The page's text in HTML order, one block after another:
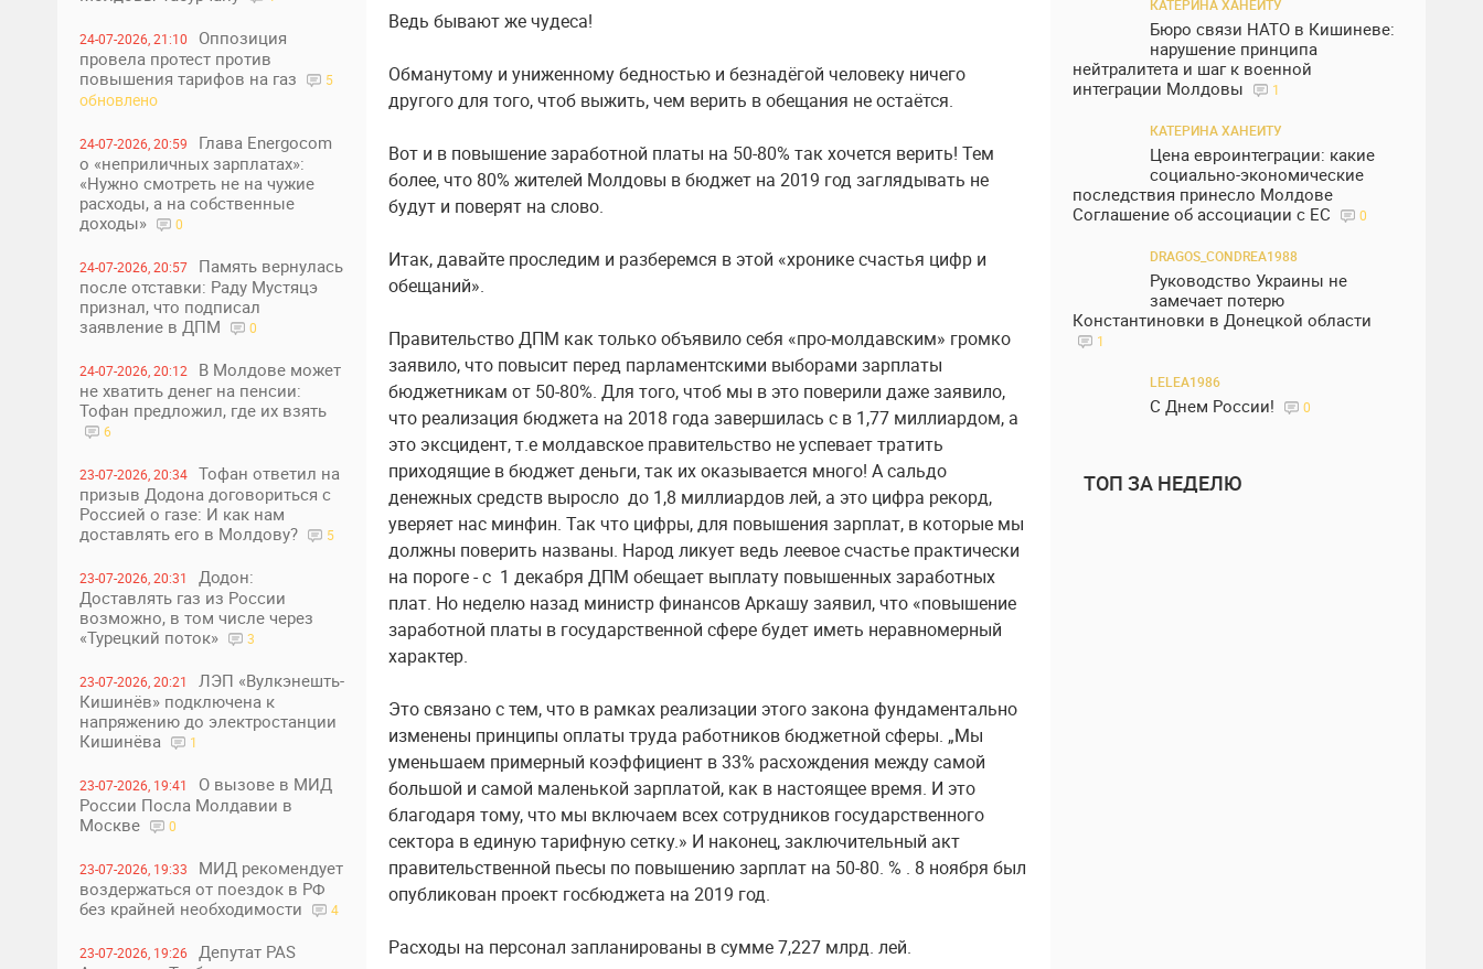
24-07-2026, 21:10
Оппозиция
провела протест против
повышения тарифов на газ
5
обновлено
24-07-2026, 20:59
Глава Energocom
о «неприличных зарплатах»:
«Нужно смотреть не на чужие
расходы, а на собственные
доходы»
0
24-07-2026, 20:57
Память вернулась
после отставки: Раду Мустяцэ
признал, что подписал
заявление в ДПМ
0
24-07-2026, 20:12
В Молдове может
не хватить денег на пенсии:
Тофан предложил, где их взять
6
23-07-2026, 20:34
Тофан ответил на
призыв Додона договориться с
Россией о газе: И как нам
доставлять его в Молдову?
5
23-07-2026, 20:31
Додон:
Доставлять газ из России
возможно, в том числе через
«Турецкий поток»
3
23-07-2026, 20:21
ЛЭП «Вулкэнешть-
Кишинёв» подключена к
напряжению до электростанции
Кишинёва
1
23-07-2026, 19:41
О вызове в МИД
России Посла Молдавии в
Москве
0
23-07-2026, 19:33
МИД рекомендует
воздержаться от поездок в РФ
без крайней необходимости
4
23-07-2026, 19:26
Депутат PAS
Ведь бывают же чудеса!
Обманутому и униженному бедностью и безнадёгой человеку ничего
другого для того, чтоб выжить, чем верить в обещания не остаётся.
Вот и в повышение заработной платы на 50-80% так хочется верить! Тем
более, что 80% жителей Молдовы в бюджет на 2019 год заглядывать не
будут и поверят на слово.
Итак, давайте проследим и разберемся в этой «хронике счастья цифр и
обещаний».
Правительство ДПМ как только объявило себя «про-молдавским» громко
заявило, что повысит перед парламентскими выборами зарплаты
бюджетникам от 50-80%. Для того, чтоб мы в это поверили даже заявило,
что реализация бюджета на 2018 года завершилась с в 1,77 миллиардом, а
это эксцидент, т.е молдавское правительство не успевает тратить
приходящие в бюджет деньги, так их оказывается много! А сальдо
денежных средств выросло до 1,8 миллиардов лей, а это цифра рекорд,
уверяет нас минфин. Так что цифры, для повышения зарплат, в которые мы
должны поверить названы. Народ ликует ведь леевое счастье практически
на пороге - с 1 декабря ДПМ обещает выплату повышенных заработных
плат. Но неделю назад министр финансов Аркашу заявил, что «повышение
заработной платы в государственной сфере будет иметь неравномерный
характер.
Это связано с тем, что в рамках реализации этого закона фундаментально
изменены принципы оплаты труда работников бюджетной сферы. „Мы
уменьшаем примерный коэффициент в 33% расхождения между самой
большой и самой маленькой зарплатой, как в настоящее время. И это
благодаря тому, что мы включаем всех сотрудников государственного
сектора в единую тарифную сетку.» И наконец, заключительный акт
правительственной пьесы по повышению зарплат на 50-80. % . 8 ноября был
опубликован проект госбюджета на 2019 год.
Расходы на персонал запланированы в сумме 7,227 млрд. лей.
КАТЕРИНА ХАНЕИТУ
Бюро связи НАТО в Кишиневе:
нарушение принципа
нейтралитета и шаг к военной
интеграции Молдовы
1
КАТЕРИНА ХАНЕИТУ
Цена евроинтеграции: какие
социально-экономические
последствия принесло Молдове
Соглашение об ассоциации с ЕС
0
DRAGOS_CONDREA1988
Руководство Украины не
замечает потерю
Константиновки в Донецкой области
1
LELEA1986
С Днем России! 0
ТОП ЗА НЕДЕЛЮ